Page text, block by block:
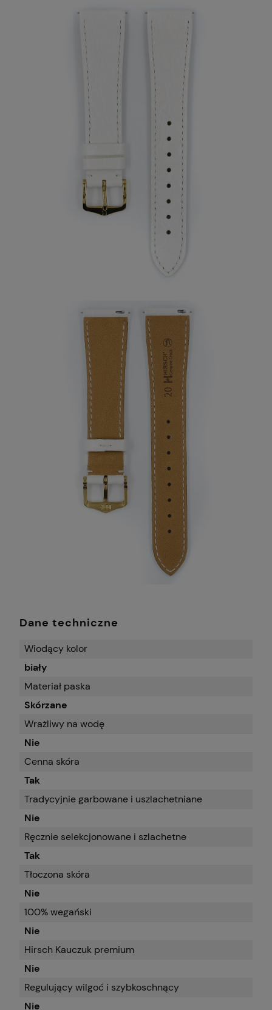
Dane techniczne
Wiodący kolor
biały
Materiał paska
Skórzane
Wrażliwy na wodę
Nie
Cenna skóra
Tak
Tradycyjnie garbowane i uszlachetniane
Nie
Ręcznie selekcjonowane i szlachetne
Tak
Tłoczona skóra
Nie
100% wegański
Nie
Hirsch Kauczuk premium
Nie
Regulujący wilgoć i szybkoschnący
Nie